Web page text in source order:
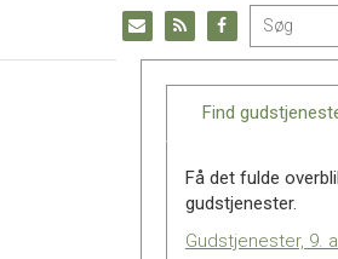
Gå
til:
Facebook
Gå
til:
RSS
feed
Gå
til:
Email
Find
Få det fulde
gudstjenester.
Gudstjenester, 9.